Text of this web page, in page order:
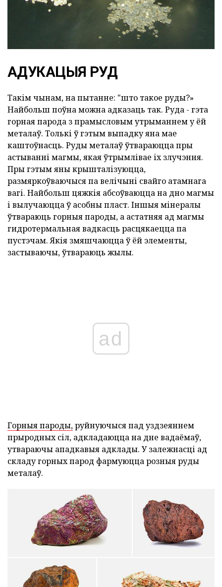
АДУКАЦЫЯ РУД
Такім чынам, на пытанне: "што такое руды?»
Найбольш поўна можна адказаць так. Руда - гэта
горная парода з прамысловым утрыманнем у ёй
металаў. Толькі ў гэтым выпадку яна мае
каштоўнасць. Руды металаў ўтвараюцца пры
астыванні магмы, якая ўтрымлівае іх злучэння.
Пры гэтым яны крышталізуюцца,
размяркоўваючыся па велічыні свайго атамнага
вагі. Найбольш цяжкія абсоўваюцца на дно магмы
і вылучаюцца ў асобны пласт. Іншыя мінералы
ўтвараюць горныя пароды, а астатняя ад магмы
гидротермальная вадкасць расцякаецца па
пустэчам. Якія змяшчаюцца ў ёй элементы,
застываючы, ўтвараюць жылы.
ad
Горныя пароды,руйнуючыся пад уздзеяннем
прыродных сіл, адкладаюцца на дне вадаёмаў,
утвараючы ападкавыя адклады. У залежнасці ад
складу горных парод фармуюцца розныя руды
металаў.